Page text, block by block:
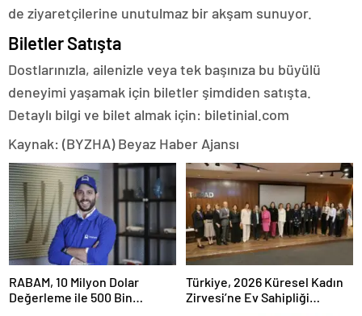
de ziyaretçilerine unutulmaz bir akşam sunuyor.
Biletler Satışta
Dostlarınızla, ailenizle veya tek başınıza bu büyülü
deneyimi yaşamak için biletler şimdiden satışta.
Detaylı bilgi ve bilet almak için: biletinial.com
Kaynak: (BYZHA) Beyaz Haber Ajansı
RABAM, 10 Milyon Dolar
Değerleme ile 500 Bin
Türkiye, 2026 Küresel Kadın
Zirvesi’ne Ev Sahipliği